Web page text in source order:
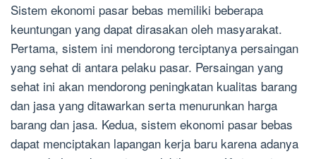
Sistem ekonomi pasar bebas memiliki beberapa
keuntungan yang dapat dirasakan oleh masyarakat.
Pertama, sistem ini mendorong terciptanya persaingan
yang sehat di antara pelaku pasar. Persaingan yang
sehat ini akan mendorong peningkatan kualitas barang
dan jasa yang ditawarkan serta menurunkan harga
barang dan jasa. Kedua, sistem ekonomi pasar bebas
dapat menciptakan lapangan kerja baru karena adanya